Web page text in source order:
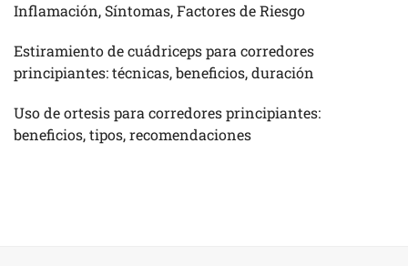
Inflamación, Síntomas, Factores de Riesgo
Estiramiento de cuádriceps para corredores
principiantes: técnicas, beneficios, duración
Uso de ortesis para corredores principiantes:
beneficios, tipos, recomendaciones